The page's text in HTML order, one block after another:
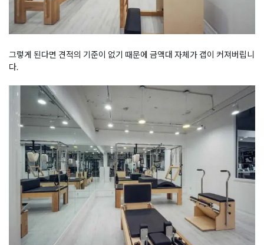
그렇게 된다면 견적의 기준이 없기 때문에 금액대 자체가 갭이 커져버립니
다.